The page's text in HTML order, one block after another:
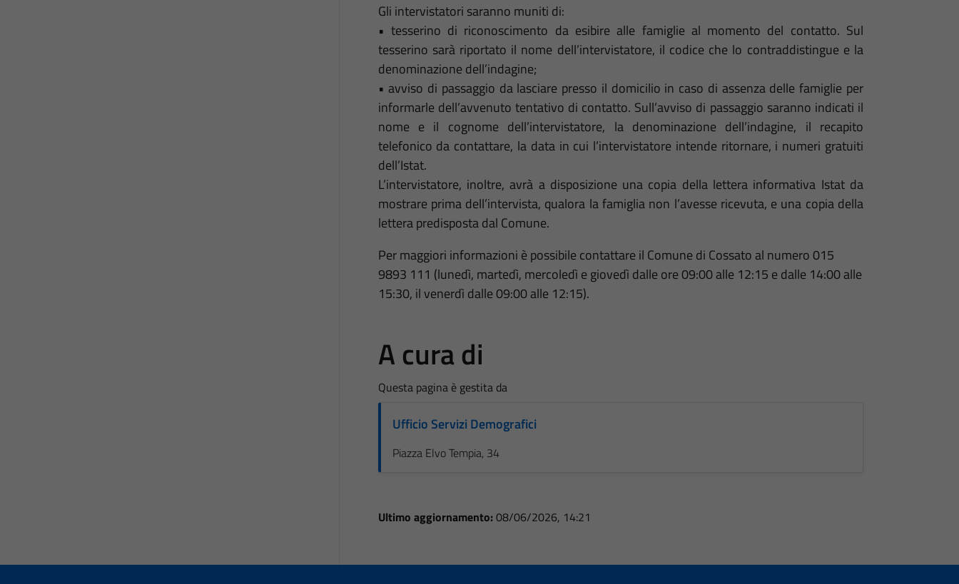
Gli intervistatori saranno muniti di:
• tesserino di riconoscimento da esibire alle famiglie al momento del contatto. Sul
tesserino sarà riportato il nome dell’intervistatore, il codice che lo contraddistingue e la
denominazione dell’indagine;
• avviso di passaggio da lasciare presso il domicilio in caso di assenza delle famiglie per
informarle dell’avvenuto tentativo di contatto. Sull’avviso di passaggio saranno indicati il
nome e il cognome dell’intervistatore, la denominazione dell’indagine, il recapito
telefonico da contattare, la data in cui l’intervistatore intende ritornare, i numeri gratuiti
dell’Istat.
L’intervistatore, inoltre, avrà a disposizione una copia della lettera informativa Istat da
mostrare prima dell’intervista, qualora la famiglia non l’avesse ricevuta, e una copia della
lettera predisposta dal Comune.
Per maggiori informazioni è possibile contattare il Comune di Cossato al numero 015
9893 111 (lunedì, martedì, mercoledì e giovedì dalle ore 09:00 alle 12:15 e dalle 14:00 alle
15:30, il venerdì dalle 09:00 alle 12:15).
A cura di
Questa pagina è gestita da
Ufficio Servizi Demografici
Piazza Elvo Tempia, 34
Ultimo aggiornamento: 08/06/2026, 14:21